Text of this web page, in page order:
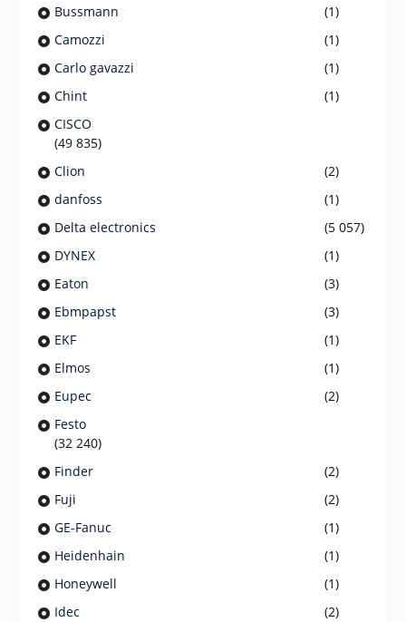
Bussmann
(1)
Camozzi
(1)
Carlo gavazzi
(1)
Chint
(1)
CISCO
(49 835)
Clion
(2)
danfoss
(1)
Delta electronics
(5 057)
DYNEX
(1)
Eaton
(3)
Ebmpapst
(3)
EKF
(1)
Elmos
(1)
Eupec
(2)
Festo
(32 240)
Finder
(2)
Fuji
(2)
GE-Fanuc
(1)
Heidenhain
(1)
Honeywell
(1)
Idec
(2)